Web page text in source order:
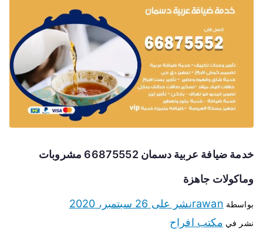
خدمة ضيافة عربية دسمان 66875552 مشروبات
وماكولات جاهزة
بواسطة rawanنشر على 26 سبتمبر، 2020
نشر في مكتب افراح